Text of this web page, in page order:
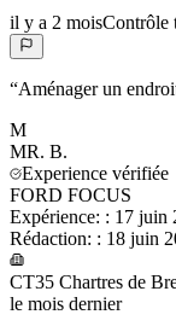
il y a 2 moisContrôle
“Aménager un
M
MR. B.
Experience vérifiée
FORD FOCUS
Expérience: : 17 juin
Rédaction: : 18 juin
CT35 Chartres de
le mois dernier